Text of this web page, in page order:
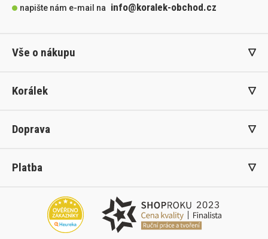
napište nám e-mail na info@koralek-obchod.cz
Vše o nákupu
Korálek
Doprava
Platba